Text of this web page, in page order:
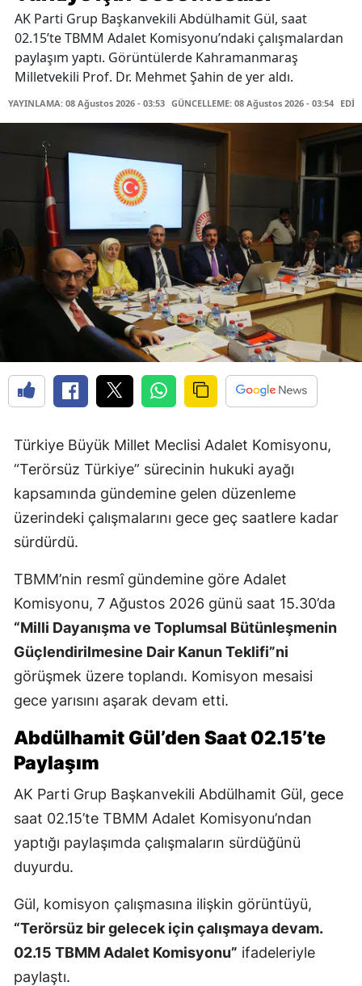
AK Parti Grup Başkanvekili Abdülhamit Gül, saat
02.15’te TBMM Adalet Komisyonu’ndaki çalışmalardan
paylaşım yaptı. Görüntülerde Kahramanmaraş
Milletvekili Prof. Dr. Mehmet Şahin de yer aldı.
YAYINLAMA: 08 Ağustos 2026 - 03:53 GÜNCELLEME: 08 Ağustos 2026 - 03:54
Türkiye Büyük Millet Meclisi Adalet Komisyonu,
“Terörsüz Türkiye” sürecinin hukuki ayağı
kapsamında gündemine gelen düzenleme
üzerindeki çalışmalarını gece geç saatlere kadar
sürdürdü.
TBMM’nin resmî gündemine göre Adalet
Komisyonu, 7 Ağustos 2026 günü saat 15.30’da
“Milli Dayanışma ve Toplumsal Bütünleşmenin
Güçlendirilmesine Dair Kanun Teklifi”ni
görüşmek üzere toplandı. Komisyon mesaisi
gece yarısını aşarak devam etti.
Abdülhamit Gül’den Saat 02.15’te
Paylaşım
AK Parti Grup Başkanvekili Abdülhamit Gül, gece
saat 02.15’te TBMM Adalet Komisyonu’ndan
yaptığı paylaşımda çalışmaların sürdüğünü
duyurdu.
Gül, komisyon çalışmasına ilişkin görüntüyü,
“Terörsüz bir gelecek için çalışmaya devam.
02.15 TBMM Adalet Komisyonu” ifadeleriyle
paylaştı.